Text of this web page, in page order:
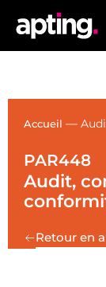
Accueil —
PAR448
Audit,
Retour en